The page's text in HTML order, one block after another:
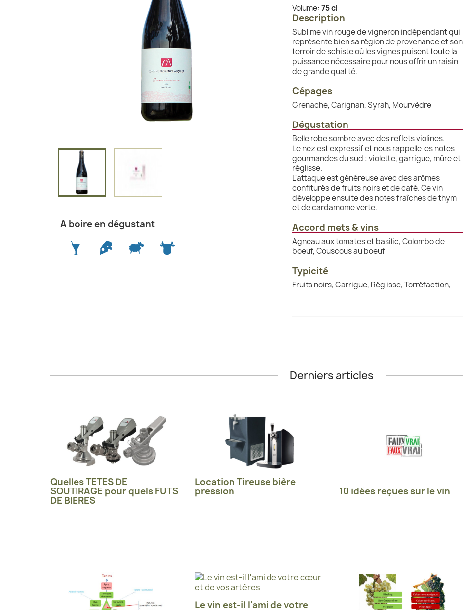
A boire en dégustant
Volume: 75 cl
Description
Sublime vin rouge de vigneron indépendant qui
représente bien sa région de provenance et son
terroir de schiste où les vignes puisent toute la
puissance nécessaire pour nous offrir un raisin
de grande qualité.
Cépages
Grenache, Carignan, Syrah, Mourvèdre
Dégustation
Belle robe sombre avec des reflets violines.
Le nez est expressif et nous rappelle les notes
gourmandes du sud : violette, garrigue, mûre et
réglisse.
L'attaque est généreuse avec des arômes
confiturés de fruits noirs et de café. Ce vin
développe ensuite des notes fraîches de thym
et de cardamome verte.
Accord mets & vins
Agneau aux tomates et basilic, Colombo de
boeuf, Couscous au boeuf
Typicité
Fruits noirs, Garrigue, Réglisse, Torréfaction,
Derniers articles
Quelles TETES DE
SOUTIRAGE pour quels FUTS
DE BIERES
Location Tireuse bière
pression 10 idées reçues sur le vin
Le vin est-il l'ami de votre